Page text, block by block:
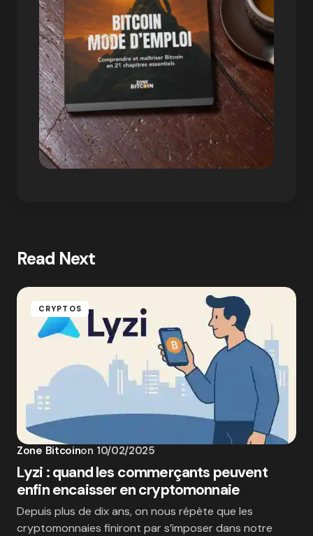
Read Next
CRYPTOS
Zone Bitcoinon 10/02/2025
Lyzi : quand les commerçants peuvent
enfin encaisser en cryptomonnaie
Depuis plus de dix ans, on nous répète que les
cryptomonnaies finiront par s’imposer dans notre